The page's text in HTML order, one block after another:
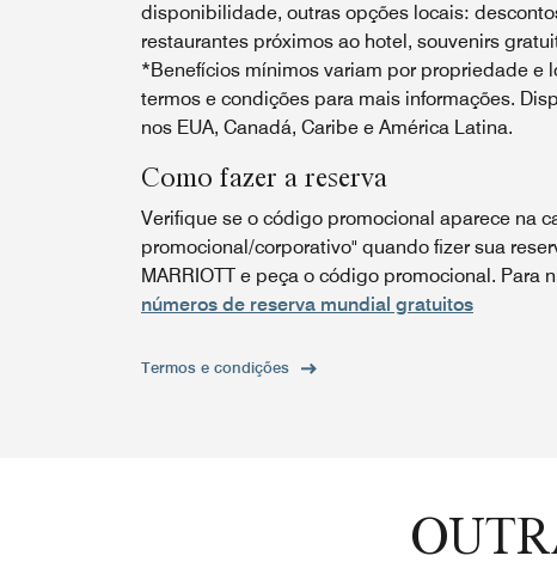
disponibilidade, outras opções locais:
restaurantes próximos ao hotel, souvenirs
*Benefícios mínimos variam por propriedade e
termos e condições para mais informações.
nos EUA, Canadá, Caribe e América Latina.
Como fazer a reserva
Verifique se o código promocional aparece na
promocional/corporativo" quando fizer sua
MARRIOTT e peça o código promocional. Para
números de reserva mundial gratuitos
Termos e condições